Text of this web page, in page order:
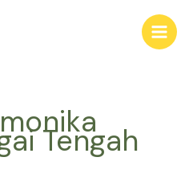
Main
Tengah